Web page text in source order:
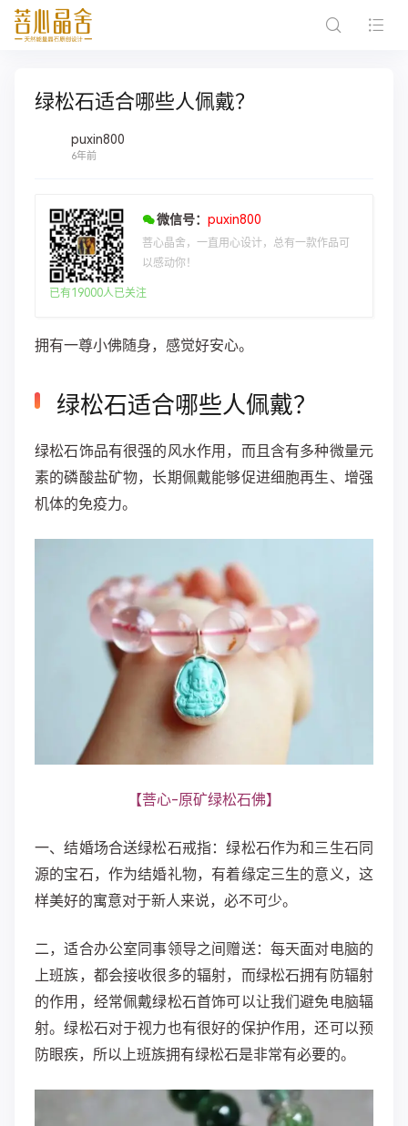
绿松石适合哪些人佩戴？
puxin800
6年前
微信号： puxin800
菩心晶舍，一直用心设计，总有一款作品可
以感动你！
已有19000人已关注
拥有一尊小佛随身，感觉好安心。
绿松石适合哪些人佩戴？
绿松石饰品有很强的风水作用，而且含有多种微量元
素的磷酸盐矿物，长期佩戴能够促进细胞再生、增强
机体的免疫力。
【菩心-原矿绿松石佛】
一、结婚场合送绿松石戒指：绿松石作为和三生石同
源的宝石，作为结婚礼物，有着缘定三生的意义，这
样美好的寓意对于新人来说，必不可少。
二，适合办公室同事领导之间赠送：每天面对电脑的
上班族，都会接收很多的辐射，而绿松石拥有防辐射
的作用，经常佩戴绿松石首饰可以让我们避免电脑辐
射。绿松石对于视力也有很好的保护作用，还可以预
防眼疾，所以上班族拥有绿松石是非常有必要的。